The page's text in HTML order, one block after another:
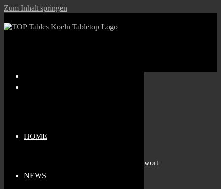
Zum Inhalt springen
HOME
NEWS
Nächste Veranstaltung
Keine Veranstaltungen mit diesem Schlagwort
Impressum